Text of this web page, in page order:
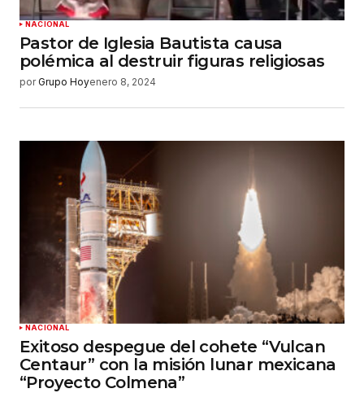
Enviar comentario
NACIONAL
Pastor de Iglesia Bautista causa
polémica al destruir figuras religiosas
por Grupo Hoyenero 8, 2024
NACIONAL
Exitoso despegue del cohete “Vulcan
Centaur” con la misión lunar mexicana
“Proyecto Colmena”